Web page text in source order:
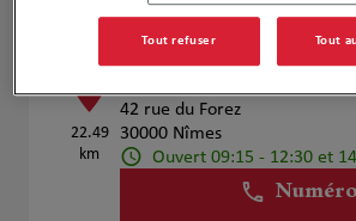
22.49
km
Ludovic BAT
42 rue du Forez
30000 Nîmes
Ouvert 09:15 - 12:30 et
Numéro
Tout refuser Tout